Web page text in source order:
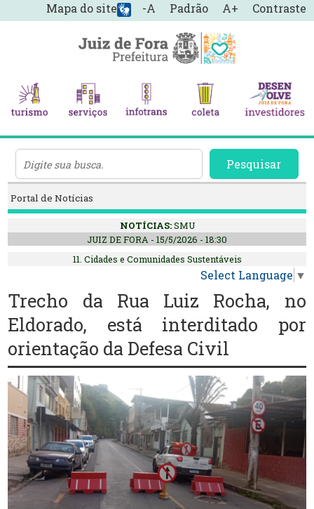
-A Padrão A+ Contraste
Mapa do site
Pesquisar
Portal de Notícias
NOTÍCIAS:SMU
JUIZ DE FORA - 15/5/2026 - 18:30
11. Cidades e Comunidades Sustentáveis
Select Language ▼
Trecho da Rua Luiz Rocha, no
Eldorado, está interditado por
orientação da Defesa Civil